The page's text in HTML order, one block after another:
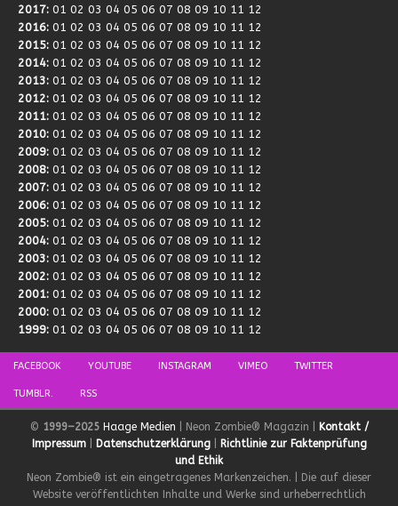
2017: 01 02 03 04 05 06 07 08 09 10 11 12
2016: 01 02 03 04 05 06 07 08 09 10 11 12
2015: 01 02 03 04 05 06 07 08 09 10 11 12
2014: 01 02 03 04 05 06 07 08 09 10 11 12
2013: 01 02 03 04 05 06 07 08 09 10 11 12
2012: 01 02 03 04 05 06 07 08 09 10 11 12
2011: 01 02 03 04 05 06 07 08 09 10 11 12
2010: 01 02 03 04 05 06 07 08 09 10 11 12
2009: 01 02 03 04 05 06 07 08 09 10 11 12
2008: 01 02 03 04 05 06 07 08 09 10 11 12
2007: 01 02 03 04 05 06 07 08 09 10 11 12
2006: 01 02 03 04 05 06 07 08 09 10 11 12
2005: 01 02 03 04 05 06 07 08 09 10 11 12
2004: 01 02 03 04 05 06 07 08 09 10 11 12
2003: 01 02 03 04 05 06 07 08 09 10 11 12
2002: 01 02 03 04 05 06 07 08 09 10 11 12
2001: 01 02 03 04 05 06 07 08 09 10 11 12
2000: 01 02 03 04 05 06 07 08 09 10 11 12
1999: 01 02 03 04 05 06 07 08 09 10 11 12
FACEBOOK YOUTUBE INSTAGRAM VIMEO TWITTER
TUMBLR. RSS
© 1999–2025 Haage Medien | Neon Zombie® Magazin |
Kontakt /
Impressum| Datenschutzerklärung|
Richtlinie zur Faktenprüfung
und Ethik
Neon Zombie® ist ein eingetragenes Markenzeichen. | Die auf dieser
Website veröffentlichten Inhalte und Werke sind urheberrechtlich